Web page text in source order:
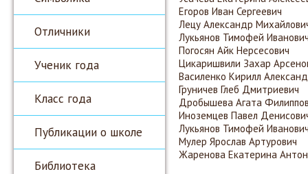
Отличники
Ученик года
Класс года
Публикации о школе
Библиотека
Егоров Иван Сергеевич
Лецу Александр
Лукьянов Тимофей
Погосян Айк Нерсесович
Цикаришвили Захар
Василенко Кирилл
Груничев Глеб Дмитриевич
Дробышева Агата
Иноземцев Павел
Лукьянов Тимофей
Мулер Ярослав Артурович
Жаренова Екатерина